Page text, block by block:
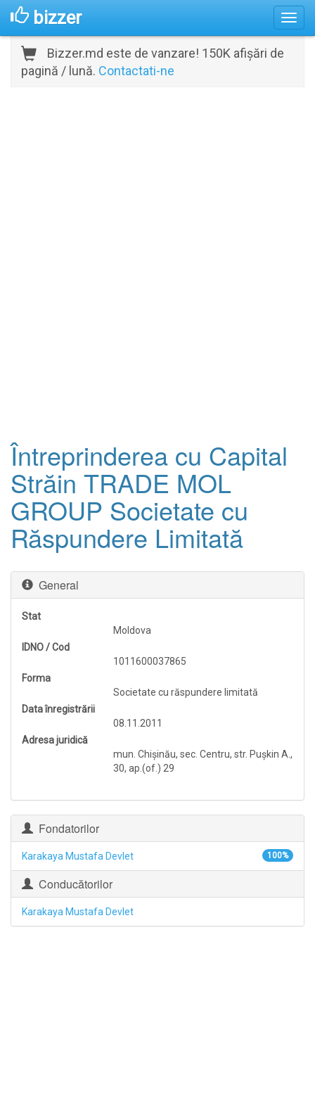
bizzer
Bizzer.md este de vanzare! 150K afișări de
pagină / lună. Contactati-ne
Întreprinderea cu Capital
Străin TRADE MOL
GROUP Societate cu
Răspundere Limitată
General
Stat
Moldova
IDNO / Cod
1011600037865
Forma
Societate cu răspundere limitată
Data înregistrării
08.11.2011
Adresa juridică
mun. Chişinău, sec. Centru, str. Puşkin A.,
30, ap.(of.) 29
Fondatorilor
Karakaya Mustafa Devlet 100%
Conducătorilor
Karakaya Mustafa Devlet